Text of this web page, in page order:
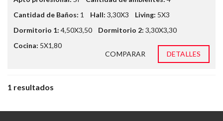
Cantidad de Baños: 1 Hall: 3,30X3 Living: 5X3
Dormitorio 1: 4,50X3,50 Dormitorio 2: 3,30X3,30
Cocina: 5X1,80
COMPARAR
DETALLES
1 resultados